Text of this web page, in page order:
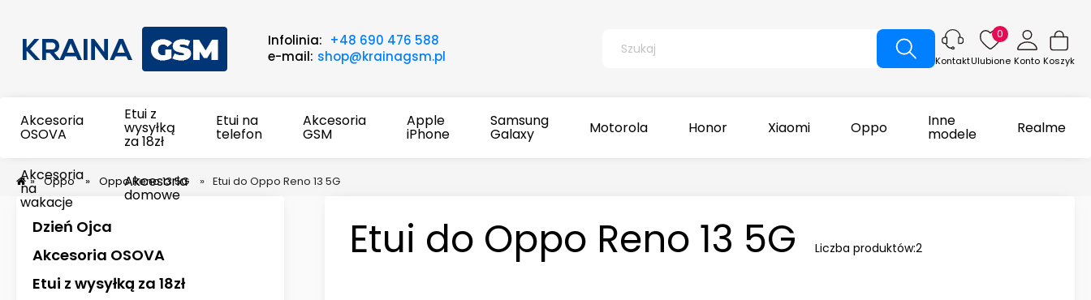
Infolinia: +48 690 476 588
e-mail: shop@krainagsm.pl Koszyk
Konto
KontaktUlubione
0
Akcesoria
OSOVA
Etui z
wysyłką
za 18zł
Etui na
telefon
Akcesoria
GSM
Apple
iPhone
Samsung
Galaxy Motorola Honor Xiaomi Oppo Inne
modele Realme
Akcesoria
na
wakacje
Akcesoria
domowe
» Oppo » Oppo Reno 13 5G » Etui do Oppo Reno 13 5G
Dzień Ojca
Akcesoria OSOVA
Etui z wysyłką za 18zł
Etui do Oppo Reno 13 5G Liczba produktów:2